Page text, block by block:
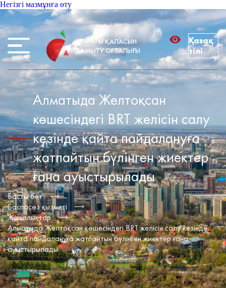
Негізгі мазмұнға өту
АЛМАТЫ ҚАЛАСЫН
ДАМЫТУ ОРТАЛЫҒЫ
Қазақ
тілі
Алматыда Желтоқсан
көшесіндегі BRT желісін салу
кезінде қайта пайдалануға
жатпайтын бүлінген жиектер
ғана ауыстырылады
Басты бет
Баспасөз қызметі
Жаңалықтар
Алматыда Желтоқсан көшесіндегі BRT желісін салу кезінде
қайта пайдалануға жатпайтын бүлінген жиектер ғана
ауыстырылады